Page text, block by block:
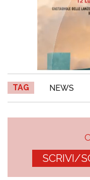
TAG NEWS
SCRIVI/